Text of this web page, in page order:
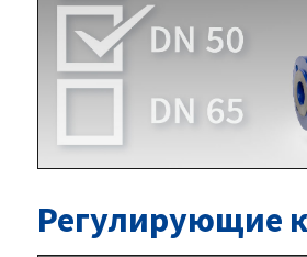
Регулирующие